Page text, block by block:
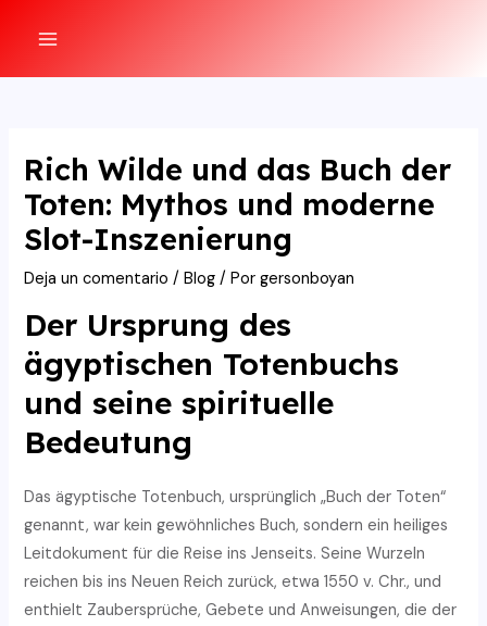
Rich Wilde und das Buch der
Toten: Mythos und moderne
Slot-Inszenierung
Deja un comentario /Blog / Porgersonboyan
Der Ursprung des
ägyptischen Totenbuchs
und seine spirituelle
Bedeutung
Das ägyptische Totenbuch, ursprünglich „Buch der Toten“
genannt, war kein gewöhnliches Buch, sondern ein heiliges
Leitdokument für die Reise ins Jenseits. Seine Wurzeln
reichen bis ins Neuen Reich zurück, etwa 1550 v. Chr., und
enthielt Zaubersprüche, Gebete und Anweisungen, die der